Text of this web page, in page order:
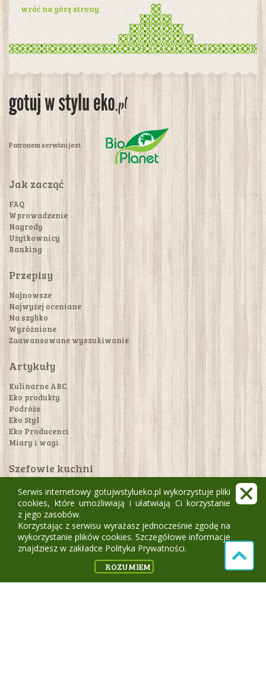
wróć na górę strony
Patronem serwisu jest
Jak zacząć
FAQ
Wprowadzenie
Nagrody
Użytkownicy
Ranking
Przepisy
Najnowsze
Najwyżej oceniane
Na szybko
Wyróżnione
Zaawansowane wyszukiwanie
Artykuły
Kulinarne ABC
Eko produkty
Podróże
Eko Styl
Eko Producenci
Miary i wagi
Szefowie kuchni
Nikita
Paulina Jasińska
Anita Zegadło Od A do Z ugotujesz
Barbara Strużyna
Aktualności
Magazyn Gotuj w stylu eko.pl
Serwis internetowy gotujwstylueko.pl wykorzystuje pliki
cookies, które umożliwiają i ułatwiają Ci korzystanie
z jego zasobów.
Korzystając z serwisu wyrażasz jednocześnie zgodę na
wykorzystanie plików cookies. Szczegółowe informacje
znajdziesz w zakładce Polityka Prywatności.
ROZUMIEM